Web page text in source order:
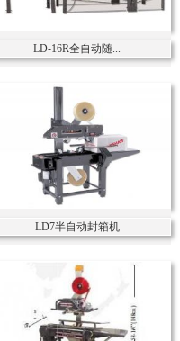
LD-16R全自动随...
LD7半自动封箱机